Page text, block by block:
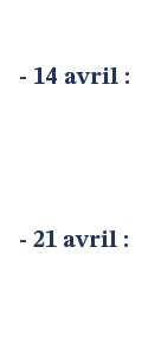
- 14 avril :
- 21 avril :